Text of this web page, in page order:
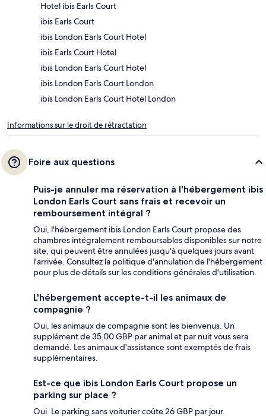
Hotel ibis Earls Court
ibis Earls Court
ibis London Earls Court Hotel
ibis Earls Court Hotel
ibis London Earls Court Hotel
ibis London Earls Court London
ibis London Earls Court Hotel London
Informations sur le droit de rétractation
Foire aux questions
Puis-je annuler ma réservation à l'hébergement ibis
London Earls Court sans frais et recevoir un
remboursement intégral ?
Oui, l'hébergement ibis London Earls Court propose des
chambres intégralement remboursables disponibles sur notre
site, qui peuvent être annulées jusqu'à quelques jours avant
l'arrivée. Consultez la politique d'annulation de l'hébergement
pour plus de détails sur les conditions générales d'utilisation.
L'hébergement accepte-t-il les animaux de
compagnie ?
Oui, les animaux de compagnie sont les bienvenus. Un
supplément de 35.00 GBP par animal et par nuit vous sera
demandé. Les animaux d'assistance sont exemptés de frais
supplémentaires.
Est-ce que ibis London Earls Court propose un
parking sur place ?
Oui. Le parking sans voiturier coûte 26 GBP par jour.